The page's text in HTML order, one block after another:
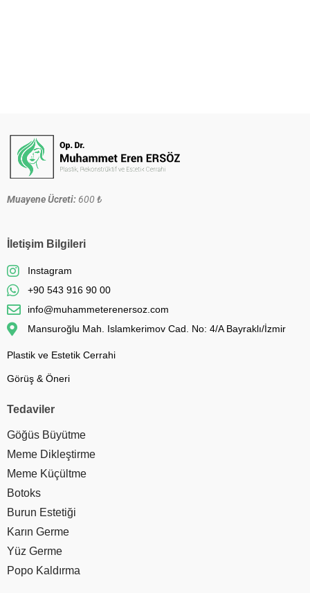
Muayene Ücreti: 600 ₺
İletişim Bilgileri
Instagram
+90 543 916 90 00
info@muhammeterenersoz.com
Mansuroğlu Mah. Islamkerimov Cad. No: 4/A Bayraklı/İzmir
Plastik ve Estetik Cerrahi
Görüş & Öneri
Tedaviler
Göğüs Büyütme
Meme Dikleştirme
Meme Küçültme
Botoks
Burun Estetiği
Karın Germe
Yüz Germe
Popo Kaldırma